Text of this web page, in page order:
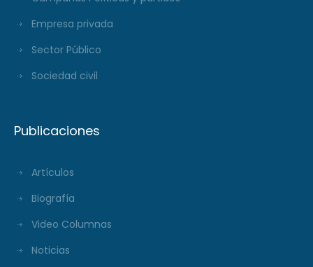
Empresa privada
Sector Público
Sociedad civil
Publicaciones
Artículos
Biografía
Video Columnas
Noticias